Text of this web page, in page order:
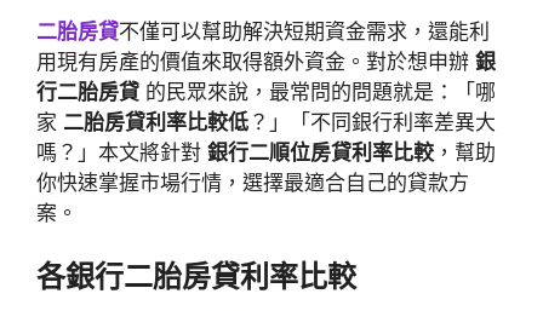
二胎房貸不僅可以幫助解決短期資金需求，還能利
用現有房產的價值來取得額外資金。對於想申辦 銀
行二胎房貸 的民眾來說，最常問的問題就是：「哪
家 二胎房貸利率比較低 ？」「不同銀行利率差異大
嗎？」本文將針對 銀行二順位房貸利率比較 ，幫助
你快速掌握市場行情，選擇最適合自己的貸款方
案。
各銀行二胎房貸利率比較